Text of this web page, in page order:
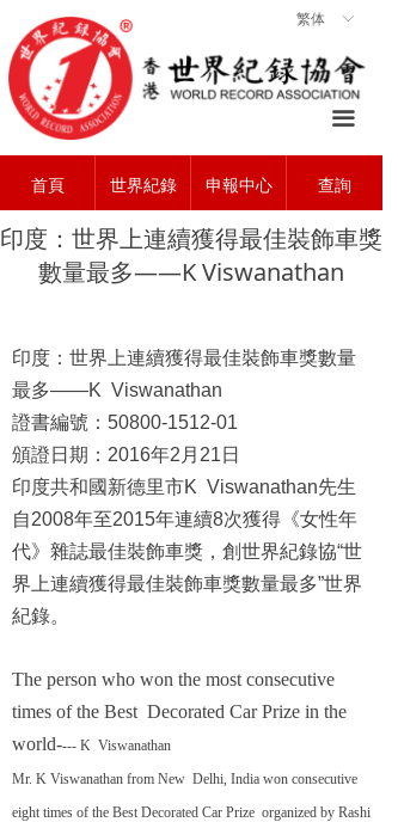
首頁 世界紀錄 申報中心 查詢
ꀅ
繁体
끀
ꀇ 首頁
ꄃ 關於協會
ꁡ 世界紀錄
ꄠ 查詢中心
ꂐ 申報中心
ꁘ 聯系我們
印度：世界上連續獲得最佳裝飾車獎
數量最多——K Viswanathan
印度：世界上連續獲得最佳裝飾車獎數量
最多——K Viswanathan
證書編號： 50800-1512-01
頒證日期： 2016年2 月 21 日
印度共和國新德里市K Viswanathan先生
自2008年至2015年連續8次獲得《女性年
代》雜誌最佳裝飾車獎，創世界紀錄協“世
界上連續獲得最佳裝飾車獎數量最多”世界
紀錄。
The person who won the most consecutive
times of the Best Decorated Car Prize in the
world---- K Viswanathan
Mr. K Viswanathan from New Delhi, India won consecutive
eight times of the Best Decorated Car Prize organized by Rashi